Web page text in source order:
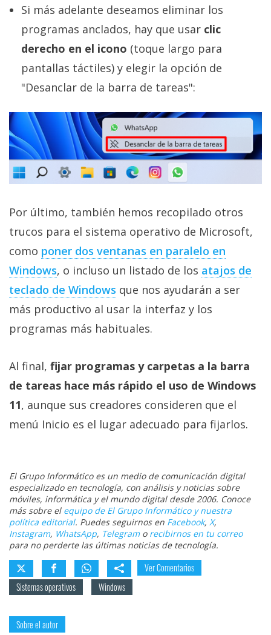
Si más adelante deseamos eliminar los
programas anclados, hay que usar clic
derecho en el icono (toque largo para
pantallas táctiles) y elegir la opción de
"Desanclar de la barra de tareas":
Por último, también hemos recopilado otros
trucos para el sistema operativo de Microsoft,
como poner dos ventanas en paralelo en
Windows, o incluso un listado de los atajos de
teclado de Windows que nos ayudarán a ser
más productivo al usar la interfaz y los
programas más habituales.
Al final, fijar programas y carpetas a la barra
de tareas hace más rápido el uso de Windows
11, aunque sus creadores consideren que el
menú Inicio es el lugar adecuado para fijarlos.
El Grupo Informático es un medio de comunicación digital
especializado en tecnología, con análisis y noticias sobre
móviles, informática y el mundo digital desde 2006. Conoce
más sobre el equipo de El Grupo Informático y nuestra
política editorial. Puedes seguirnos en Facebook, X,
Instagram, WhatsApp, Telegramo recibirnos en tu correo
para no perderte las últimas noticias de tecnología.
Ver Comentarios
Sistemas operativos
Windows
Sobre el autor